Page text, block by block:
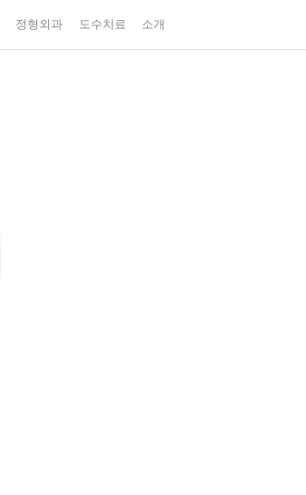
정형외과 도수치료 소개